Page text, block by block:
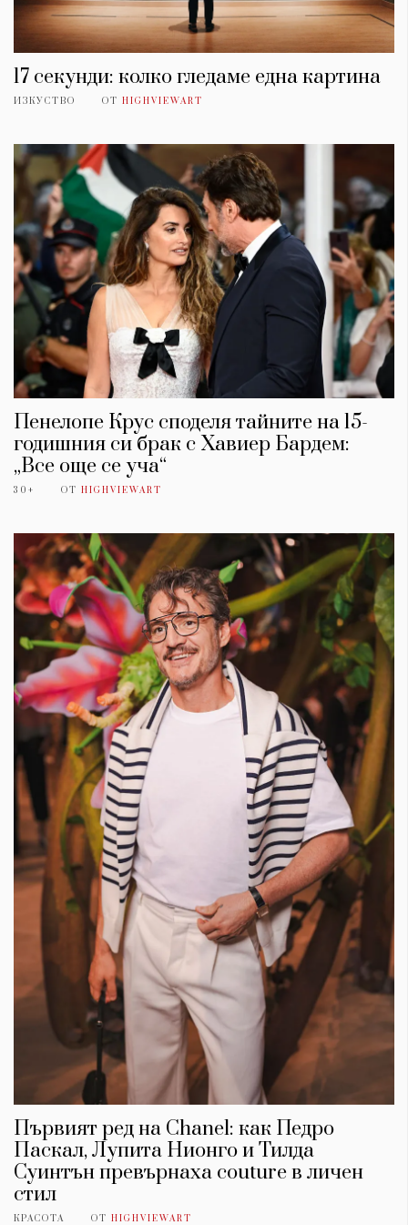
17 секунди: колко гледаме една картина
ИЗКУСТВО ОТ HIGHVIEWART
Пенелопе Крус споделя тайните на 15-
годишния си брак с Хавиер Бардем:
„Все още се уча“
30+ ОТ HIGHVIEWART
Първият ред на Chanel: как Педро
Паскал, Лупита Нионго и Тилда
Суинтън превърнаха couture в личен
стил
КРАСОТА ОТ HIGHVIEWART